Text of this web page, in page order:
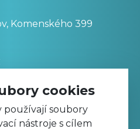
Komenského 399
stránek
cookies
používají soubory
nástroje s cílem